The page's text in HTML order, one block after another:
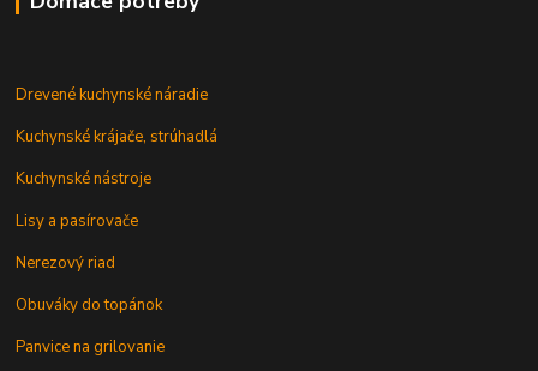
Drevené kuchynské náradie
Kuchynské krájače, strúhadlá
Kuchynské nástroje
Lisy a pasírovače
Nerezový riad
Obuváky do topánok
Panvice na grilovanie